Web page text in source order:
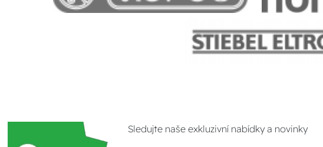
Sledujte naše exkluzivní nabídky a novinky